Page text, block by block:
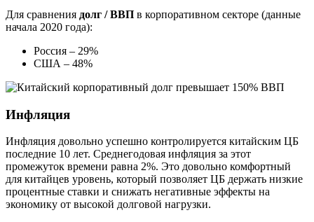
Для сравнения долг / ВВП в корпоративном секторе (данные
начала 2020 года):
Россия – 29%
США – 48%
Инфляция
Инфляция довольно успешно контролируется китайским ЦБ
последние 10 лет. Среднегодовая инфляция за этот
промежуток времени равна 2%. Это довольно комфортный
для китайцев уровень, который позволяет ЦБ держать низкие
процентные ставки и снижать негативные эффекты на
экономику от высокой долговой нагрузки.